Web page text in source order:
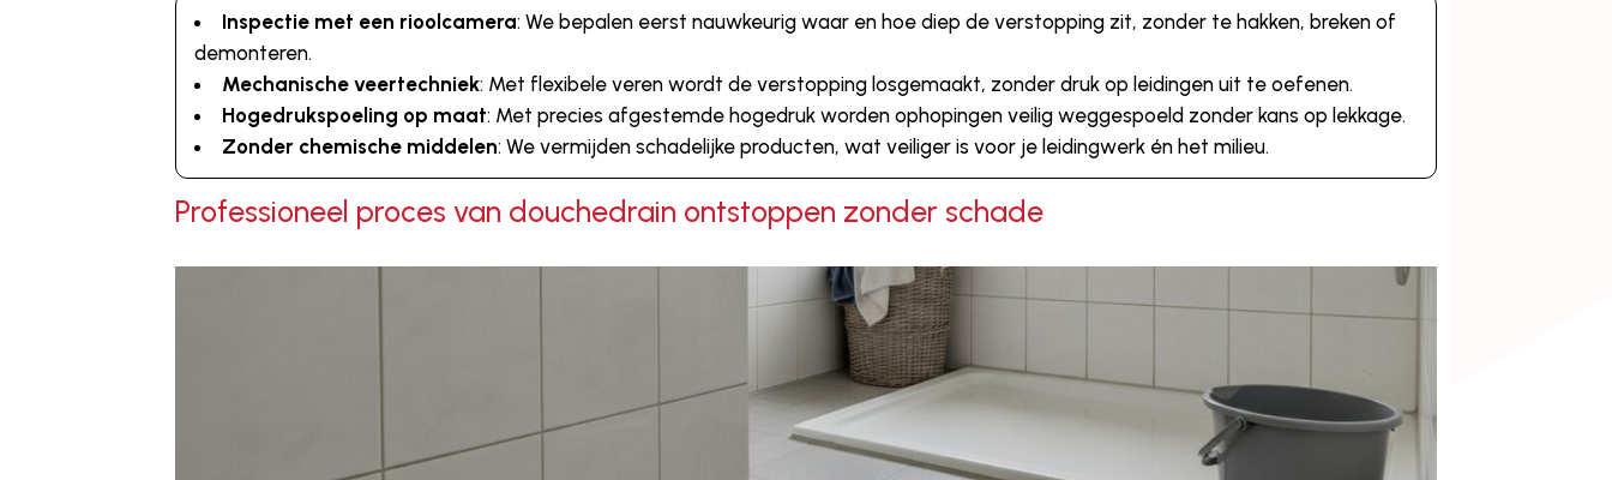
Inspectie met een rioolcamera: We bepalen eerst nauwkeurig waar en hoe diep de verstopping zit, zonder te hakken, breken of
demonteren.
Mechanische veertechniek: Met flexibele veren wordt de verstopping losgemaakt, zonder druk op leidingen uit te oefenen.
Hogedrukspoeling op maat: Met precies afgestemde hogedruk worden ophopingen veilig weggespoeld zonder kans op lekkage.
Zonder chemische middelen: We vermijden schadelijke producten, wat veiliger is voor je leidingwerk én het milieu.
Professioneel proces van douchedrain ontstoppen zonder schade